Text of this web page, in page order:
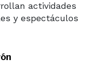
actividades
y espectáculos